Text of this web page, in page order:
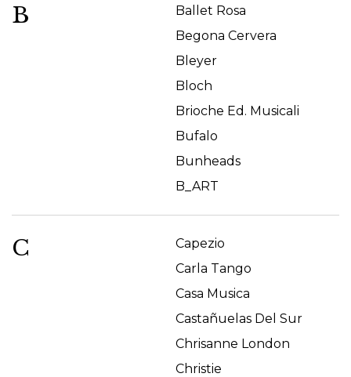
B
Ballet Rosa
Begona Cervera
Bleyer
Bloch
Brioche Ed. Musicali
Bufalo
Bunheads
B_ART
C
Capezio
Carla Tango
Casa Musica
Castañuelas Del Sur
Chrisanne London
Christie